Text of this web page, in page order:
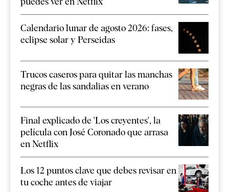
Calendario lunar de agosto 2026: fases,
eclipse solar y Perseidas
Trucos caseros para quitar las manchas
negras de las sandalias en verano
Final explicado de 'Los creyentes', la
película con José Coronado que arrasa
en Netflix
Los 12 puntos clave que debes revisar en
tu coche antes de viajar